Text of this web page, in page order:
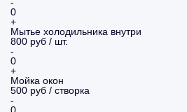
0
+
Мытье холодильника внутри
800 руб / шт.
-
0
+
Мойка окон
500 руб / створка
-